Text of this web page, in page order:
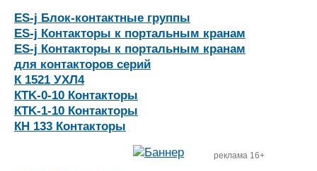
Конференции
Выставки и семинары
Личности
Словарь
Флот
ES-j Блок-контактные группы
ES-j Контакторы к портальным кранам
ES-j Контакторы к портальным кранам
для контакторов серий
К 1521 УХЛ4
КTK-0-10 Контакторы
КTK-1-10 Контакторы
КН 133 Контакторы
реклама 16+